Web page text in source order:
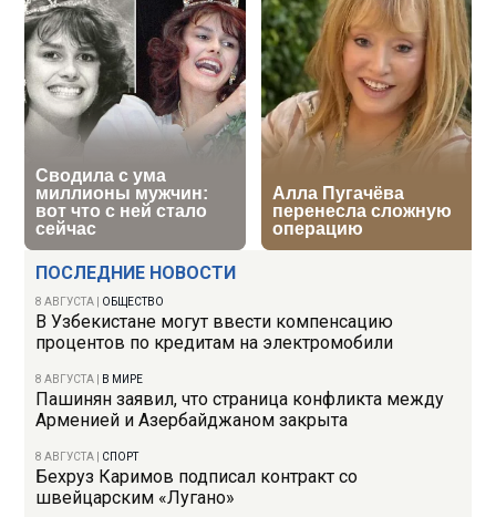
ПОСЛЕДНИЕ НОВОСТИ
8 АВГУСТА ОБЩЕСТВО
В Узбекистане могут ввести компенсацию
процентов по кредитам на электромобили
8 АВГУСТА В МИРЕ
Пашинян заявил, что страница конфликта между
Арменией и Азербайджаном закрыта
8 АВГУСТА СПОРТ
Бехруз Каримов подписал контракт со
швейцарским «Лугано»